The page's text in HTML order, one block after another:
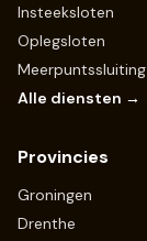
Insteeksloten
Oplegsloten
Meerpuntssluiting
Alle diensten →
Provincies
Groningen
Drenthe